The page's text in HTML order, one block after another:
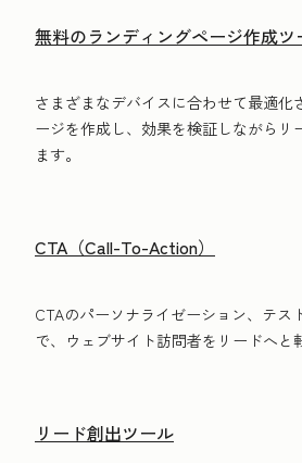
無料のランディングページ作成ツ
さまざまなデバイスに合わせて最適化
ージを作成し、効果を検証しながらリ
ます。
CTA（Call-To-Action）
CTAのパーソナライゼーション、テス
で、ウェブサイト訪問者をリードへと
リード創出ツール